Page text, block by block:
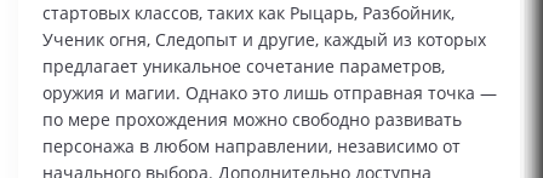
стартовых классов, таких как Рыцарь, Разбойник,
Ученик огня, Следопыт и другие, каждый из которых
предлагает уникальное сочетание параметров,
оружия и магии. Однако это лишь отправная точка —
по мере прохождения можно свободно развивать
персонажа в любом направлении, независимо от
начального выбора. Дополнительно доступна